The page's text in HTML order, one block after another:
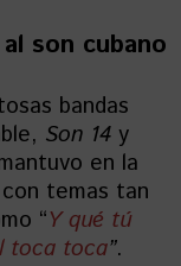
son cubano
bandas
Son 14 y
en la
temas tan
“Y qué tú
toca toca”.